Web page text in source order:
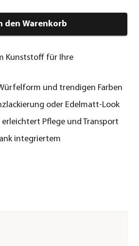
den Warenkorb
Kunststoff für Ihre
und trendigen Farben
oder Edelmatt-Look
Pflege und Transport
integriertem